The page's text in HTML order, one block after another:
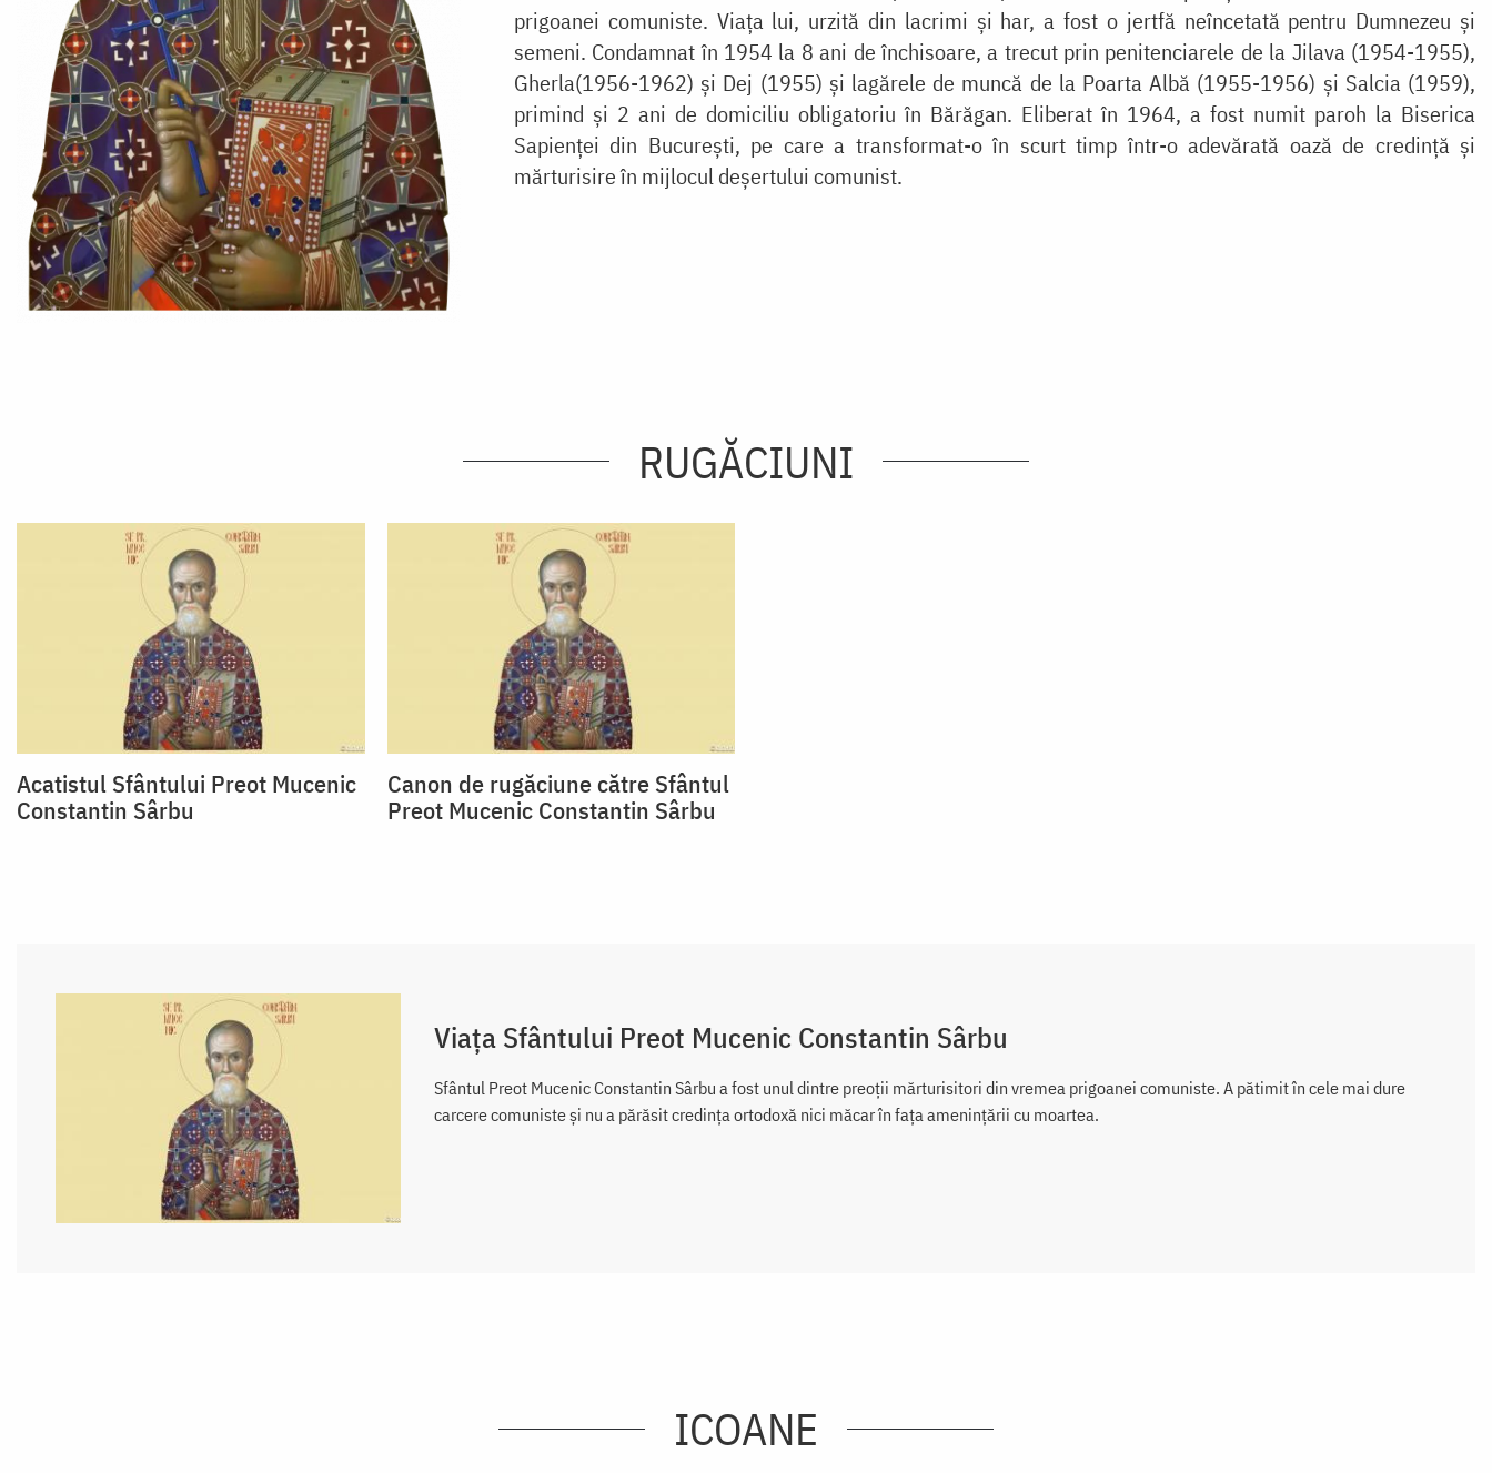
prigoanei comuniste. Viaţa lui, urzită din lacrimi şi har, a fost o jertfă neîncetată pentru Dumnezeu şi
semeni. Condamnat în 1954 la 8 ani de închisoare, a trecut prin penitenciarele de la Jilava (1954-1955),
Gherla(1956-1962) și Dej (1955) și lagărele de muncă de la Poarta Albă (1955-1956) și Salcia (1959),
primind şi 2 ani de domiciliu obligatoriu în Bărăgan. Eliberat în 1964, a fost numit paroh la Biserica
Sapienţei din Bucureşti, pe care a transformat-o în scurt timp într-o adevărată oază de credinţă şi
mărturisire în mijlocul deşertului comunist.
RUGĂCIUNI
Acatistul Sfântului Preot Mucenic
Constantin Sârbu
Canon de rugăciune către Sfântul
Preot Mucenic Constantin Sârbu
Viața Sfântului Preot Mucenic Constantin Sârbu
Sfântul Preot Mucenic Constantin Sârbu a fost unul dintre preoții mărturisitori din vremea prigoanei comuniste. A pătimit în cele mai dure
carcere comuniste și nu a părăsit credința ortodoxă nici măcar în fața amenințării cu moartea.
ICOANE